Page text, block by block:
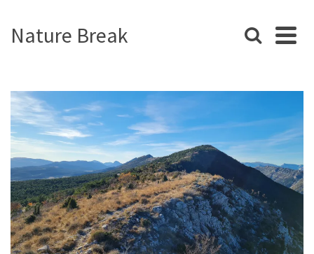
Nature Break